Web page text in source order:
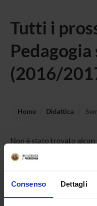
Consenso Dettagli
Tutti i
Pedagogia
(2016/
Home Didattica
Non è stato trovato
all'insegnamento